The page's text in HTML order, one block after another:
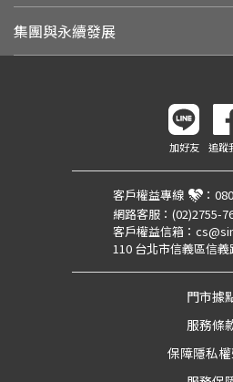
集團與永續發展
加好友 追蹤
客戶權益專線 ：
網路客服： (02)2755-
客戶權益信箱：
110 台北市信義區信
門市據
服務條
保障隱私